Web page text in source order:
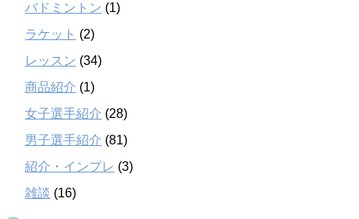
バドミントン (1)
ラケット (2)
レッスン (34)
商品紹介 (1)
女子選手紹介 (28)
男子選手紹介 (81)
紹介・インプレ (3)
雑談 (16)